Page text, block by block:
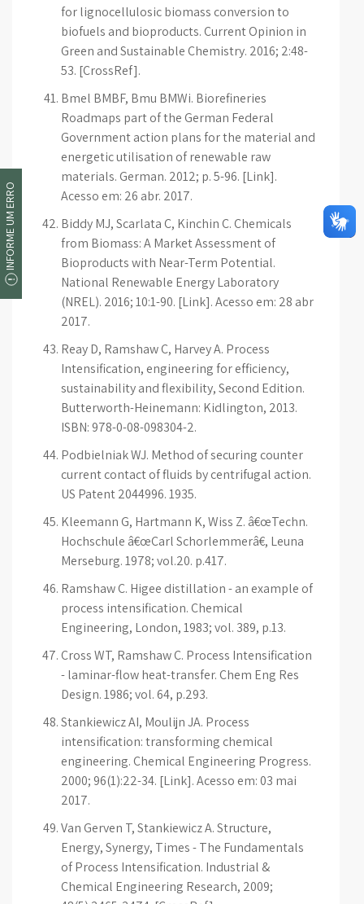
for lignocellulosic biomass conversion to
biofuels and bioproducts. Current Opinion in
Green and Sustainable Chemistry. 2016; 2:48-
53. [CrossRef].
Bmel BMBF, Bmu BMWi. Biorefineries
Roadmaps part of the German Federal
Government action plans for the material and
energetic utilisation of renewable raw
materials. German. 2012; p. 5-96. [Link].
Acesso em: 26 abr. 2017.
Biddy MJ, Scarlata C, Kinchin C. Chemicals
from Biomass: A Market Assessment of
Bioproducts with Near-Term Potential.
National Renewable Energy Laboratory
(NREL). 2016; 10:1-90. [Link]. Acesso em: 28 abr
2017.
Reay D, Ramshaw C, Harvey A. Process
Intensification, engineering for efficiency,
sustainability and flexibility, Second Edition.
Butterworth-Heinemann: Kidlington, 2013.
ISBN: 978-0-08-098304-2.
Podbielniak WJ. Method of securing counter
current contact of fluids by centrifugal action.
US Patent 2044996. 1935.
Kleemann G, Hartmann K, Wiss Z. â€œTechn.
Hochschule â€œCarl Schorlemmerâ€, Leuna
Merseburg. 1978; vol.20. p.417.
Ramshaw C. Higee distillation - an example of
process intensification. Chemical
Engineering, London, 1983; vol. 389, p.13.
Cross WT, Ramshaw C. Process Intensification
- laminar-flow heat-transfer. Chem Eng Res
Design. 1986; vol. 64, p.293.
Stankiewicz AI, Moulijn JA. Process
intensification: transforming chemical
engineering. Chemical Engineering Progress.
2000; 96(1):22-34. [Link]. Acesso em: 03 mai
2017.
Van Gerven T, Stankiewicz A. Structure,
Energy, Synergy, Times - The Fundamentals
of Process Intensification. Industrial &
Chemical Engineering Research, 2009;
INFORME UM ERRO